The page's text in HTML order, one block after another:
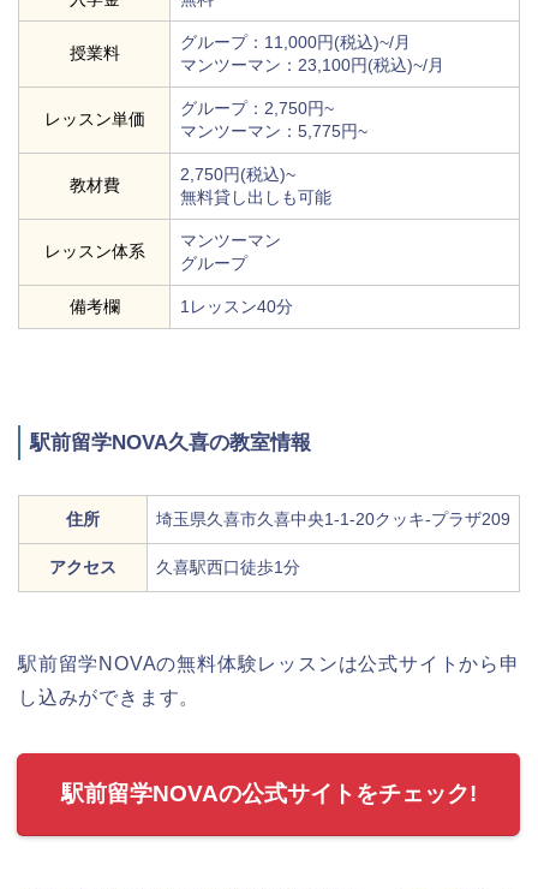
授業料
グループ：11,000円(税込)~/月
マンツーマン：23,100円(税込)~/月
レッスン単価
グループ：2,750円~
マンツーマン：5,775円~
教材費
2,750円(税込)~
無料貸し出しも可能
レッスン体系
マンツーマン
グループ
備考欄 1レッスン40分
駅前留学NOVA久喜の教室情報
住所 埼玉県久喜市久喜中央1-1-20クッキ-プラザ209
アクセス 久喜駅西口徒歩1分
駅前留学NOVAの無料体験レッスンは公式サイトから申
し込みができます。
駅前留学NOVAの公式サイトをチェック!